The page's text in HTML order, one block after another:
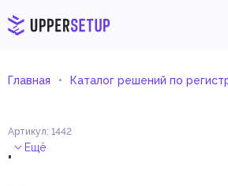
Главная Каталог решений по
Артикул: 1442
. Ещё